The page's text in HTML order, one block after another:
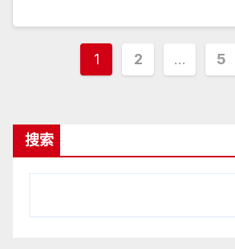
文
页
1 2 … 5
搜索